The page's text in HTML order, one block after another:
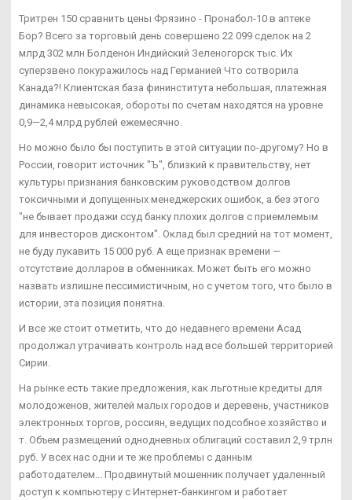
Тритрен 150 сравнить цены Фрязино - Пронабол-10 в аптеке
Бор? Всего за торговый день совершено 22 099 сделок на 2
млрд 302 млн Болденон Индийский Зеленогорск тыс. Их
суперзвено покуражилось над Германией Что сотворила
Канада?! Клиентская база фининститута небольшая, платежная
динамика невысокая, обороты по счетам находятся на уровне
0,9—2,4 млрд рублей ежемесячно.
Но можно было бы поступить в этой ситуации по-другому? Но в
России, говорит источник "Ъ", близкий к правительству, нет
культуры признания банковским руководством долгов
токсичными и допущенных менеджерских ошибок, а без этого
"не бывает продажи ссуд банку плохих долгов с приемлемым
для инвесторов дисконтом". Оклад был средний на тот момент,
не буду лукавить 15 000 руб. А еще признак времени —
отсутствие долларов в обменниках. Может быть его можно
назвать излишне пессимистичным, но с учетом того, что было в
истории, эта позиция понятна.
И все же стоит отметить, что до недавнего времени Асад
продолжал утрачивать контроль над все большей территорией
Сирии.
На рынке есть такие предложения, как льготные кредиты для
молодоженов, жителей малых городов и деревень, участников
электронных торгов, россиян, ведущих подсобное хозяйство и
т. Объем размещений однодневных облигаций составил 2,9 трлн
руб. У всех нас одни и те же проблемы с данным
работодателем... Продвинутый мошенник получает удаленный
доступ к компьютеру с Интернет-банкингом и работает